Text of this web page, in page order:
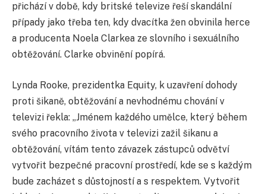
přichází v době, kdy britské televize řeší skandální
případy jako třeba ten, kdy dvacítka žen obvinila herce
a producenta Noela Clarkea ze slovního i sexuálního
obtěžování. Clarke obvinění popírá.
Lynda Rooke, prezidentka Equity, k uzavření dohody
proti šikaně, obtěžování a nevhodnému chování v
televizi řekla: „Jménem každého umělce, který během
svého pracovního života v televizi zažil šikanu a
obtěžování, vítám tento závazek zástupců odvětví
vytvořit bezpečné pracovní prostředí, kde se s každým
bude zacházet s důstojností a s respektem. Vytvořit